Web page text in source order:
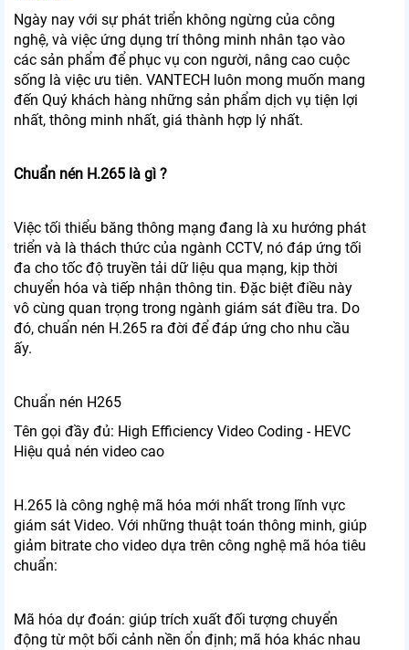
Ngày nay với sự phát triển không ngừng của công
nghệ, và việc ứng dụng trí thông minh nhân tạo vào
các sản phẩm để phục vụ con người, nâng cao cuộc
sống là việc ưu tiên. VANTECH luôn mong muốn mang
đến Quý khách hàng những sản phẩm dịch vụ tiện lợi
nhất, thông minh nhất, giá thành hợp lý nhất.
Chuẩn nén H.265 là gì ?
Việc tối thiểu băng thông mạng đang là xu hướng phát
triển và là thách thức của ngành CCTV, nó đáp ứng tối
đa cho tốc độ truyền tải dữ liệu qua mạng, kịp thời
chuyển hóa và tiếp nhận thông tin. Đặc biệt điều này
vô cùng quan trọng trong ngành giám sát điều tra. Do
đó, chuẩn nén H.265 ra đời để đáp ứng cho nhu cầu
ấy.
Chuẩn nén H265
Tên gọi đầy đủ: High Efficiency Video Coding - HEVC
Hiệu quả nén video cao
H.265 là công nghệ mã hóa mới nhất trong lĩnh vực
giám sát Video. Với những thuật toán thông minh, giúp
giảm bitrate cho video dựa trên công nghệ mã hóa tiêu
chuẩn:
Mã hóa dự đoán: giúp trích xuất đối tượng chuyển
động từ một bối cảnh nền ổn định; mã hóa khác nhau